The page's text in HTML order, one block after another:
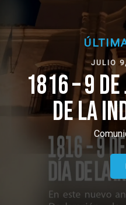
JULIO 9,
1816 – 9 DE
DE LA